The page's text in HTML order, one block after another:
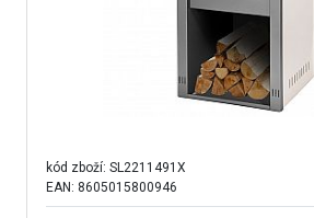
kód zboží: SL2211491X
EAN: 8605015800946